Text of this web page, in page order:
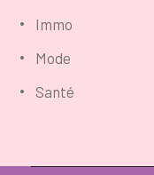
Immo
Mode
Santé